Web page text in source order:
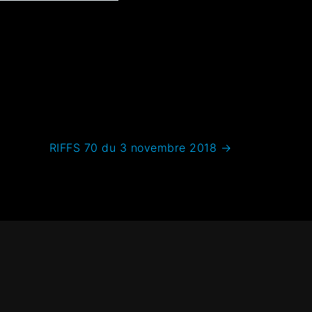
RIFFS 70 du 3 novembre 2018 →